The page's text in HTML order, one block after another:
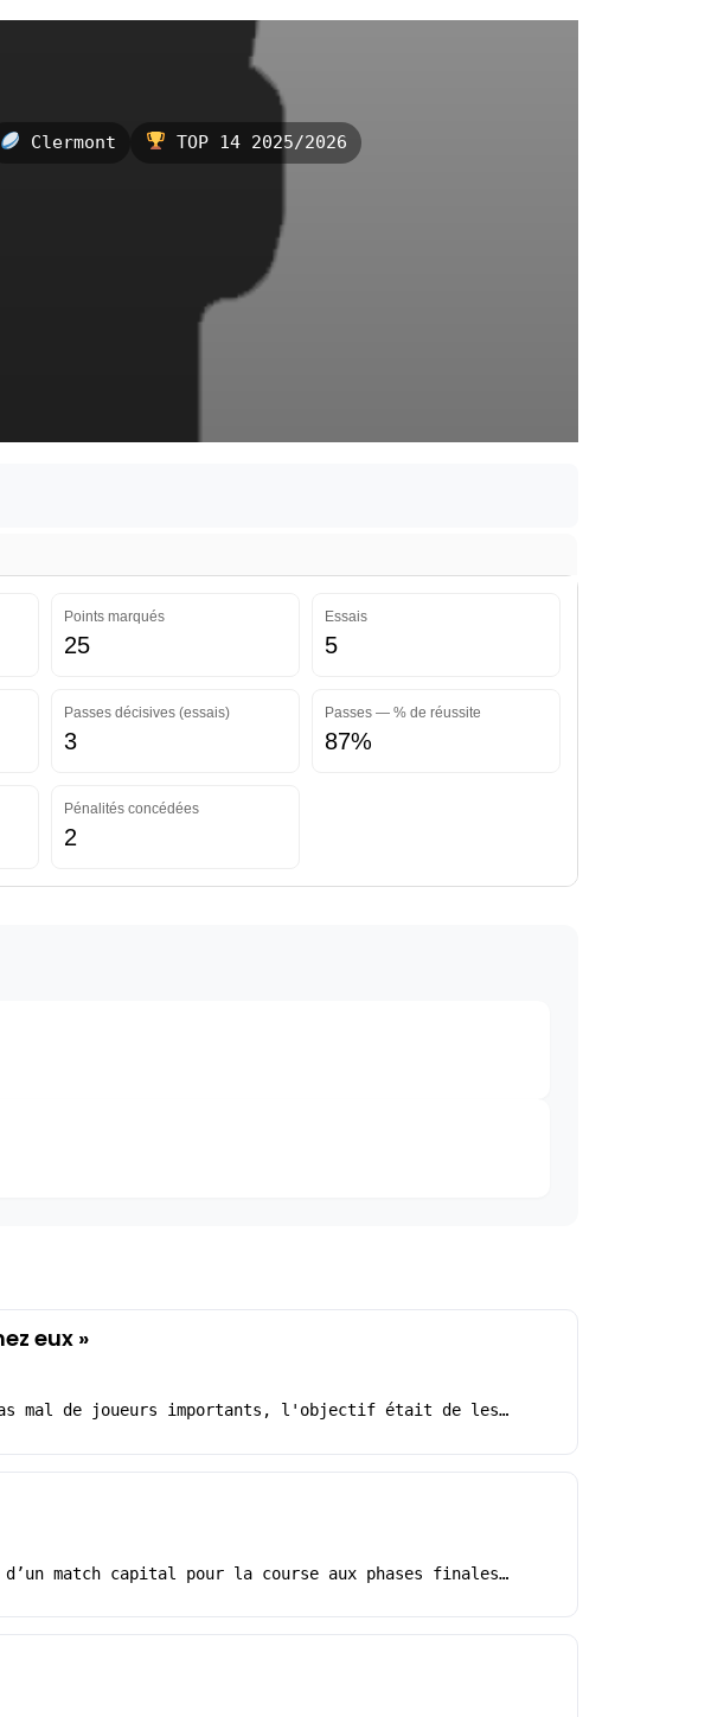
Clermont TOP 14 2025/2026
Points marqués
25
Essais
5
Passes décisives (essais)
3
Passes — % de réussite
87%
Pénalités concédées
2
eux »
mal de joueurs importants, l'objectif était de les…
match capital pour la course aux phases finales…